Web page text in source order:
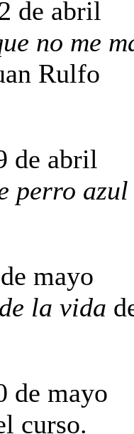
de abril
no me
Rulfo
de abril
perro azul
mayo
la vida
de mayo
curso.